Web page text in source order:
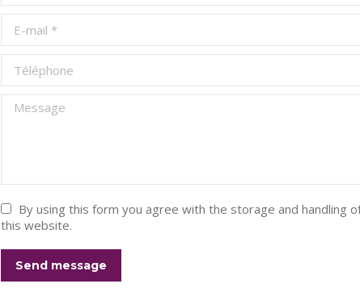
Téléphone
Message
By using this form you agree with the storage and handling
this website.
Send message